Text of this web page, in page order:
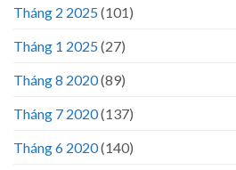
Tháng 2 2025(101)
Tháng 1 2025(27)
Tháng 8 2020(89)
Tháng 7 2020(137)
Tháng 6 2020(140)